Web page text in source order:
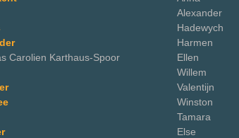
Alexander
Hadewych
Harmen
Carolien Karthaus-Spoor
Ellen
Willem
Valentijn
Winston
Tamara
Else